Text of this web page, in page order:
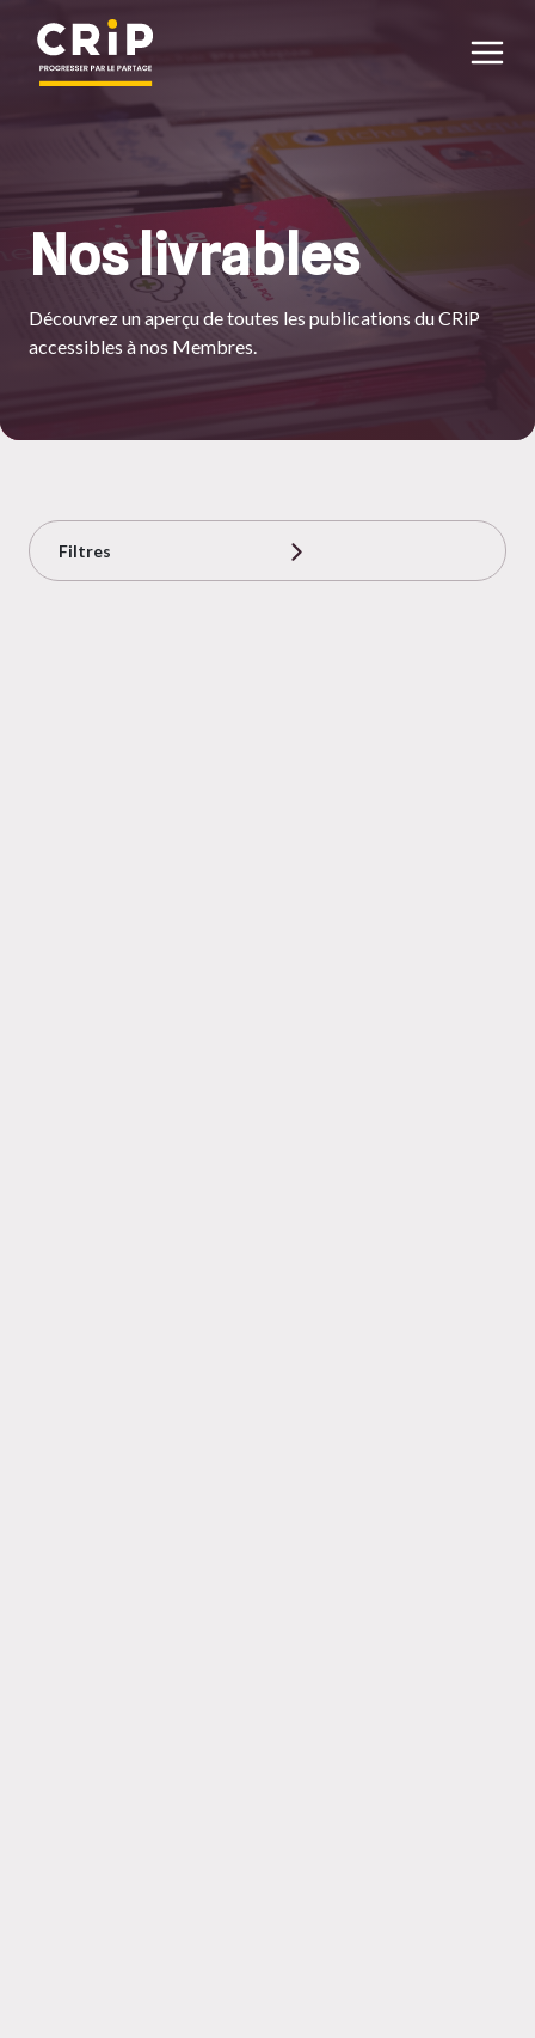
Nos livrables
Découvrez un aperçu de toutes les publications du CRiP
accessibles à nos Membres.
Filtres